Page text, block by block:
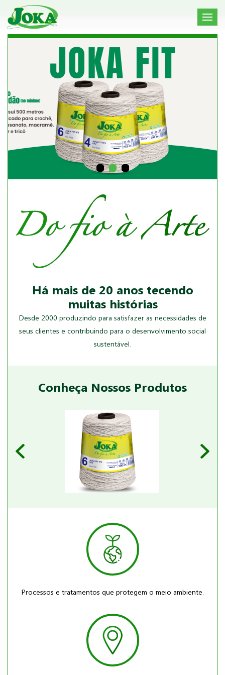
Há mais de 20 anos tecendo
muitas histórias
Desde 2000 produzindo para satisfazer as necessidades de
seus clientes e contribuindo para o desenvolvimento social
sustentável.
Conheça Nossos Produtos
Processos e tratamentos que protegem o meio ambiente.